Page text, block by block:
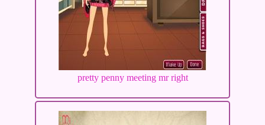
pretty penny meeting mr right